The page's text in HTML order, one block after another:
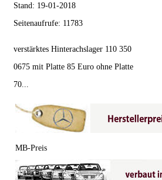
Stand: 19-01-2018
Seitenaufrufe: 11783
verstärktes Hinterachslager 110 350
0675 mit Platte 85 Euro ohne Platte
70...
MB-Preis